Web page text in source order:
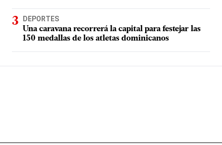
DEPORTES
Una caravana recorrerá la capital para festejar las
150 medallas de los atletas dominicanos